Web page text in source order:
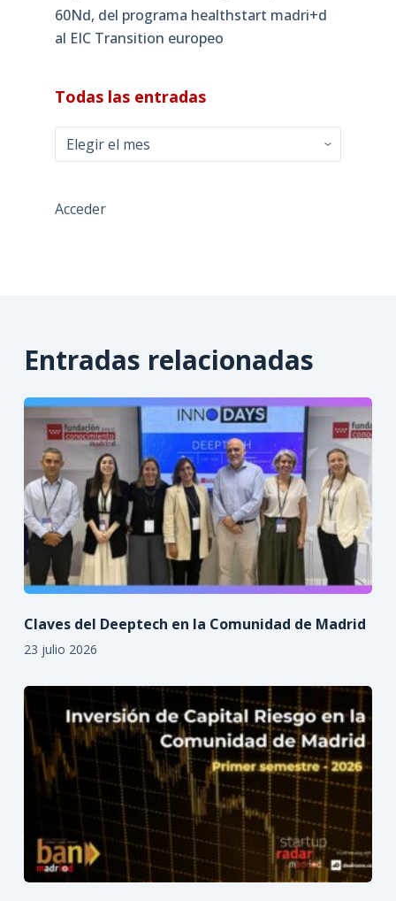
60Nd, del programa healthstart madri+d
al EIC Transition europeo
Todas las entradas
Todas
las
Acceder
Entradas relacionadas
Claves del Deeptech en la Comunidad de Madrid
23 julio 2026